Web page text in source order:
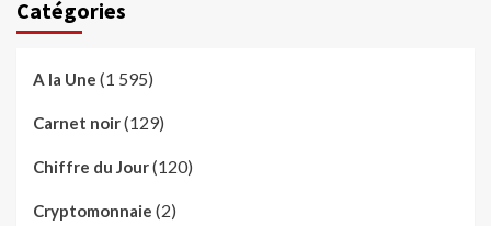
Catégories
A la Une (1 595)
Carnet noir(129)
Chiffre du Jour(120)
Cryptomonnaie (2)